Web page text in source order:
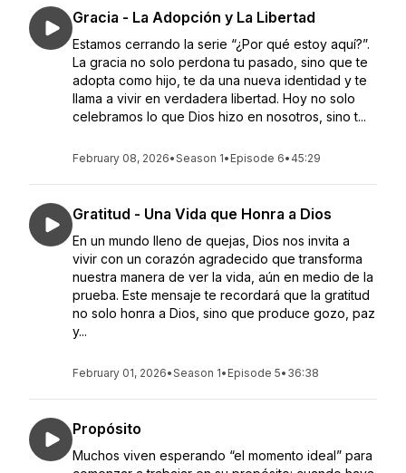
Gracia - La Adopción y La Libertad
Estamos cerrando la serie “¿Por qué estoy aquí?”.
La gracia no solo perdona tu pasado, sino que te
adopta como hijo, te da una nueva identidad y te
llama a vivir en verdadera libertad. Hoy no solo
celebramos lo que Dios hizo en nosotros, sino t...
February 08, 2026•Season 1• Episode 6• 45:29
Gratitud - Una Vida que Honra a Dios
En un mundo lleno de quejas, Dios nos invita a
vivir con un corazón agradecido que transforma
nuestra manera de ver la vida, aún en medio de la
prueba. Este mensaje te recordará que la gratitud
no solo honra a Dios, sino que produce gozo, paz
y...
February 01, 2026•Season 1• Episode 5• 36:38
Propósito
Muchos viven esperando “el momento ideal” para